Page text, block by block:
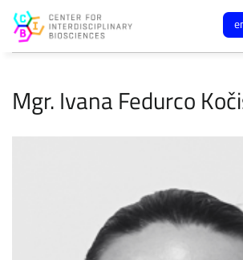
Mgr. Ivana Fedurco